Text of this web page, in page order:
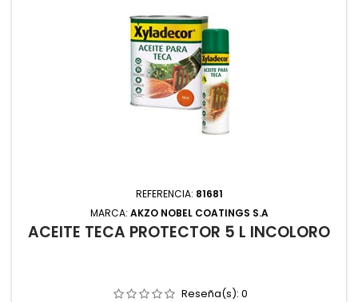
REFERENCIA: 81681
MARCA: AKZO NOBEL COATINGS S.A
ACEITE TECA PROTECTOR 5 L INCOLORO
Reseña(s): 0